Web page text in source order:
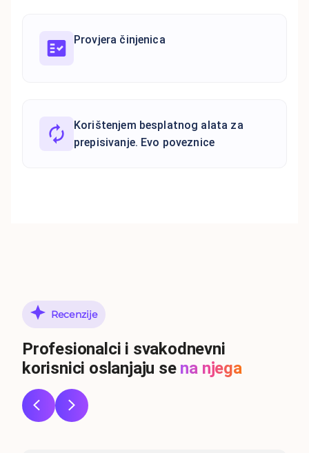
Provjera činjenica
Korištenjem besplatnog alata za
prepisivanje. Evo poveznice
Recenzije
Profesionalci i svakodnevni
korisnici oslanjaju se na njega